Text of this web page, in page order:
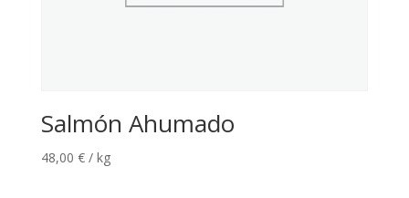
Salmón Ahumado
48,00 € / kg